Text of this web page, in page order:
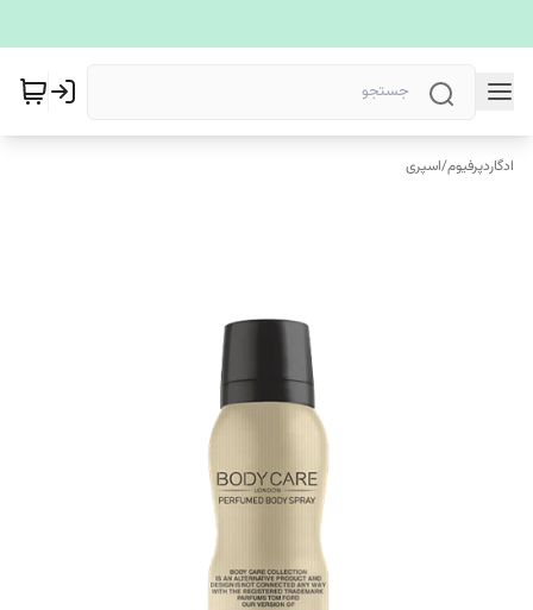
ادگاردپرفیوم/اسپری